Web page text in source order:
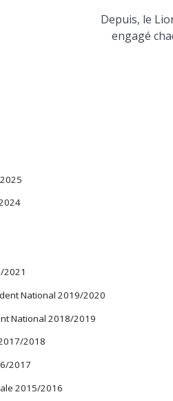
Depuis, le
engagé
2021
National 2019/2020
National 2018/2019
2018
2017
2015/2016